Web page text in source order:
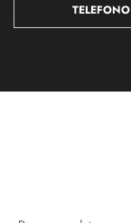
TELEFONO